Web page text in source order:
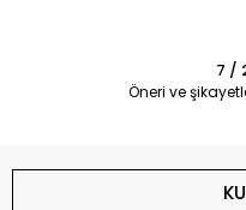
7 /
Öneri ve